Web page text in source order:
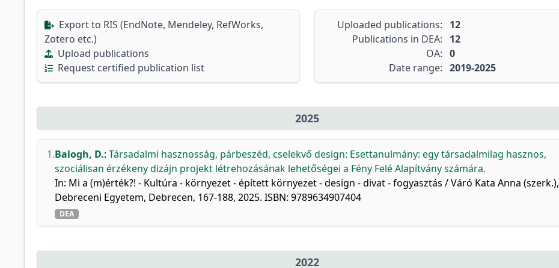
Export to RIS (EndNote, Mendeley, RefWorks,
Zotero etc.)
Upload publications
Request certified publication list
Uploaded publications:
12
Publications in DEA:
12
OA: 0
Date range: 2019-2025
2025
1.Balogh, D.: Társadalmi hasznosság, párbeszéd, cselekvő design: Esettanulmány: egy társadalmilag hasznos,
szociálisan érzékeny dizájn projekt létrehozásának lehetőségei a Fény Felé Alapítvány számára.
In: Mi a (m)érték?! - Kultúra - környezet - épített környezet - design - divat - fogyasztás / Váró Kata Anna (szerk.),
Debreceni Egyetem, Debrecen, 167-188, 2025. ISBN: 9789634907404
DEA
2022